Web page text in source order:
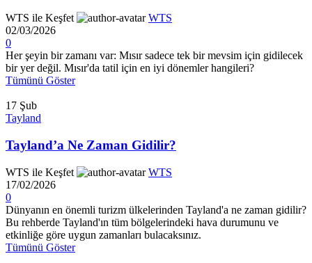
WTS ile Keşfet
WTS
02/03/2026
0
Her şeyin bir zamanı var: Mısır sadece tek bir mevsim için gidilecek
bir yer değil. Mısır'da tatil için en iyi dönemler hangileri?
Tümünü Göster
17 Şub
Tayland
Tayland’a Ne Zaman Gidilir?
WTS ile Keşfet
WTS
17/02/2026
0
Dünyanın en önemli turizm ülkelerinden Tayland'a ne zaman gidilir?
Bu rehberde Tayland'ın tüm bölgelerindeki hava durumunu ve
etkinliğe göre uygun zamanları bulacaksınız.
Tümünü Göster